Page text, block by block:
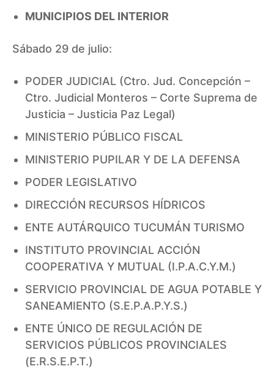
MUNICIPIOS DEL INTERIOR
Sábado 29 de julio:
PODER JUDICIAL (Ctro. Jud. Concepción –
Ctro. Judicial Monteros – Corte Suprema de
Justicia – Justicia Paz Legal)
MINISTERIO PÚBLICO FISCAL
MINISTERIO PUPILAR Y DE LA DEFENSA
PODER LEGISLATIVO
DIRECCIÓN RECURSOS HÍDRICOS
ENTE AUTÁRQUICO TUCUMÁN TURISMO
INSTITUTO PROVINCIAL ACCIÓN
COOPERATIVA Y MUTUAL (I.P.A.C.Y.M.)
SERVICIO PROVINCIAL DE AGUA POTABLE Y
SANEAMIENTO (S.E.P.A.P.Y.S.)
ENTE ÚNICO DE REGULACIÓN DE
SERVICIOS PÚBLICOS PROVINCIALES
(E.R.S.E.P.T.)